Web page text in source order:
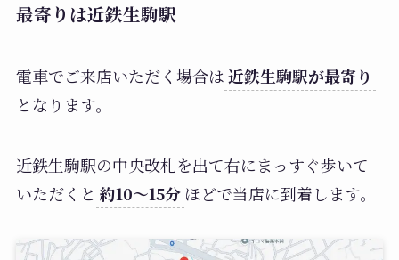
最寄りは近鉄生駒駅
電車でご来店いただく場合は近鉄生駒駅が最寄り
となります。
近鉄生駒駅の中央改札を出て右にまっすぐ歩いて
いただくと 約10〜15分 ほどで当店に到着します。